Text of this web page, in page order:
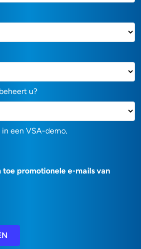
u?
een VSA-demo.
promotionele e-mails van